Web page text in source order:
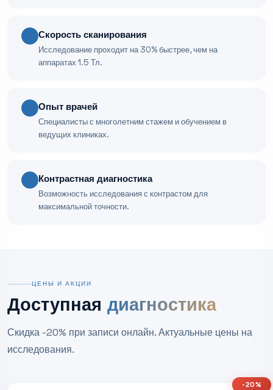
Скорость сканирования
Исследование проходит на 30% быстрее, чем на
аппаратах 1.5 Тл.
Опыт врачей
Специалисты с многолетним стажем и обучением в
ведущих клиниках.
Контрастная диагностика
Возможность исследования с контрастом для
максимальной точности.
ЦЕНЫ И АКЦИИ
Доступная диагностика
Скидка -20% при записи онлайн. Актуальные цены на
исследования.
-20%